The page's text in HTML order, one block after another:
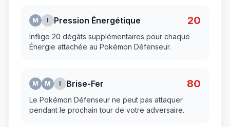
M I Pression Énergétique 20
Inflige 20 dégâts supplémentaires pour chaque
Énergie attachée au Pokémon Défenseur.
M M I Brise-Fer 80
Le Pokémon Défenseur ne peut pas attaquer
pendant le prochain tour de votre adversaire.